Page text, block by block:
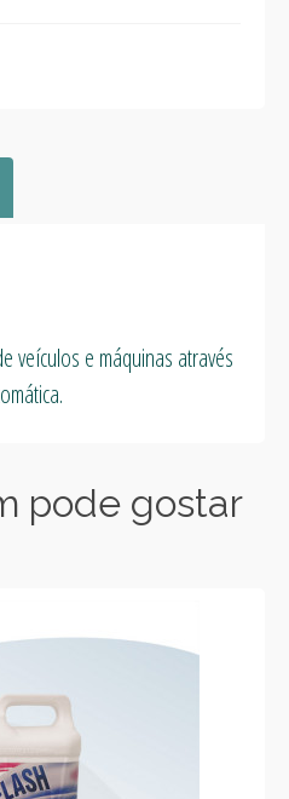
veículos e máquinas através
pode gostar